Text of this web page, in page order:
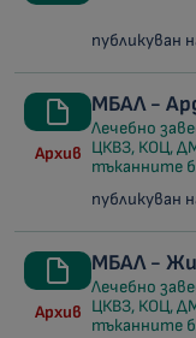
публикуван
Архив
МБАЛ -
Лечебно
ЦКВЗ, КОЦ,
тъканните
публикуван
Архив
МБАЛ -
Лечебно
ЦКВЗ, КОЦ,
тъканните